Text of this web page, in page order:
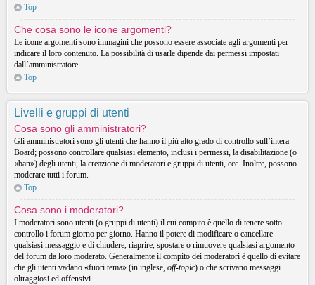
Top
Che cosa sono le icone argomenti?
Le icone argomenti sono immagini che possono essere associate agli argomenti per
indicare il loro contenuto. La possibilità di usarle dipende dai permessi impostati
dall’amministratore.
Top
Livelli e gruppi di utenti
Cosa sono gli amministratori?
Gli amministratori sono gli utenti che hanno il piú alto grado di controllo sull’intera
Board; possono controllare qualsiasi elemento, inclusi i permessi, la disabilitazione (o
«ban») degli utenti, la creazione di moderatori e gruppi di utenti, ecc. Inoltre, possono
moderare tutti i forum.
Top
Cosa sono i moderatori?
I moderatori sono utenti (o gruppi di utenti) il cui compito è quello di tenere sotto
controllo i forum giorno per giorno. Hanno il potere di modificare o cancellare
qualsiasi messaggio e di chiudere, riaprire, spostare o rimuovere qualsiasi argomento
del forum da loro moderato. Generalmente il compito dei moderatori è quello di evitare
che gli utenti vadano «fuori tema» (in inglese, off-topic) o che scrivano messaggi
oltraggiosi ed offensivi.